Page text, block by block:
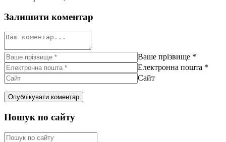
Залишити коментар
Ваше прізвище *
Електронна пошта *
Сайт
Пошук по сайту